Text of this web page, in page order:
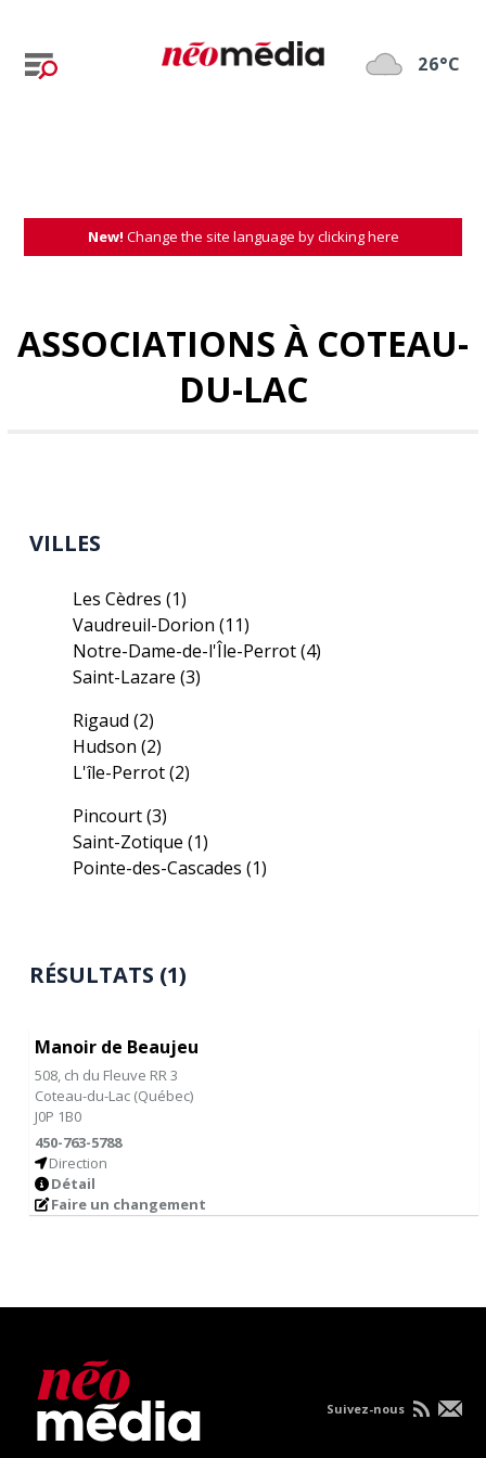
26°C
New! Change the site language by clicking here
ASSOCIATIONS À COTEAU-
DU-LAC
VILLES
Les Cèdres(1)
Vaudreuil-Dorion(11)
Notre-Dame-de-l'Île-Perrot(4)
Saint-Lazare(3)
Rigaud(2)
Hudson(2)
L'île-Perrot(2)
Pincourt(3)
Saint-Zotique(1)
Pointe-des-Cascades(1)
RÉSULTATS (1)
Manoir de Beaujeu
508, ch du Fleuve RR 3
Coteau-du-Lac (Québec)
J0P 1B0
450-763-5788
Direction
Détail
Faire un changement
Suivez-nous